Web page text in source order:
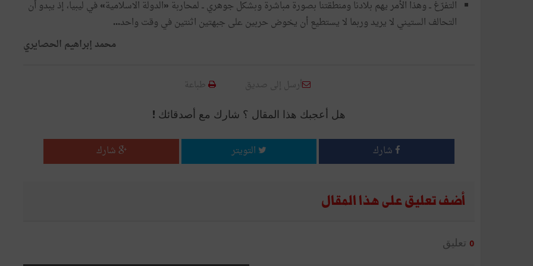
التفرّغــوهذا الأمريهم بلادنا ومنطقتنا بصورة مباشرة وبشكل جوهريــلمحاربة «الدولة الاسلامية» في ليبيا، إذ يبدوأن
التحالف الستيني لا يريد وربما لا يستطيعأن يخوض حربين على جبهتين اثنتين في وقت واحد...
محمد إبراهيم الحصايري
أرسل إلى صديق طباعة
هل أعجبك هذا المقال ؟ شارك مع أصدقائك !
شارك التويتر شارك
أضف تعليق على هذا المقال
0 تعليق